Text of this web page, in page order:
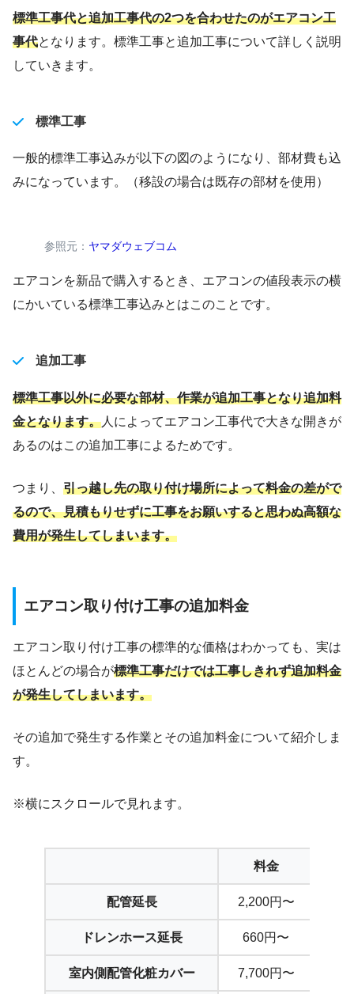
標準工事代と追加工事代の2つを合わせたのがエアコン工
事代となります。標準工事と追加工事について詳しく説明
していきます。
標準工事
一般的標準工事込みが以下の図のようになり、部材費も込
みになっています。（移設の場合は既存の部材を使用）
参照元： ヤマダウェブコム
エアコンを新品で購入するとき、エアコンの値段表示の横
にかいている標準工事込みとはこのことです。
追加工事
標準工事以外に必要な部材、作業が追加工事となり追加料
金となります。人によってエアコン工事代で大きな開きが
あるのはこの追加工事によるためです。
つまり、 引っ越し先の取り付け場所によって料金の差がで
るので、見積もりせずに工事をお願いすると思わぬ高額な
費用が発生してしまいます。
エアコン取り付け工事の追加料金
エアコン取り付け工事の標準的な価格はわかっても、実は
ほとんどの場合が標準工事だけでは工事しきれず追加料金
が発生してしまいます。
その追加で発生する作業とその追加料金について紹介しま
す。
※横にスクロールで見れます。
料金
配管延長 2,200円〜
ドレンホース延長 660円〜
室内側配管化粧カバー 7,700円〜